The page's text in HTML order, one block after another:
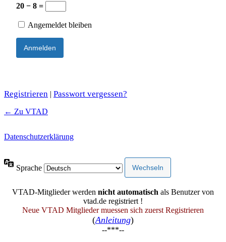
20 − 8 =
Angemeldet bleiben
Registrieren | Passwort vergessen?
← Zu VTAD
Datenschutzerklärung
Sprache
VTAD-Mitglieder werden nicht automatisch als Benutzer von
vtad.de registriert !
Neue VTAD Mitglieder muessen sich zuerst Registrieren
(Anleitung)
--***--